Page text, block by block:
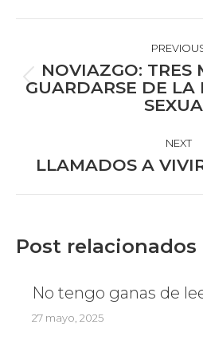
NAVIGATION
NOVIAZGO: TRES
GUARDARSE DE
NEXT
LLAMADOS A
Post relacionados
No tengo ganas de
27 mayo, 2025